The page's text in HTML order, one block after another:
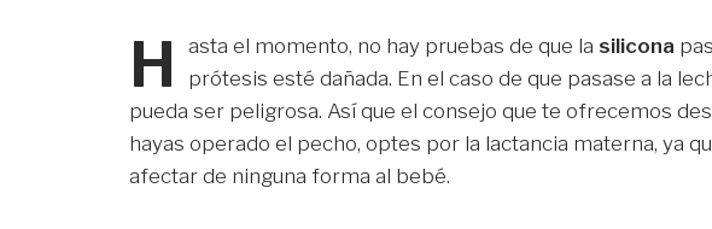
H asta el momento, no hay pruebas de que la silicona
prótesis esté dañada. En el caso de que pasase a la
pueda ser peligrosa. Así que el consejo que te ofrecemos
hayas operado el pecho, optes por la lactancia materna, ya
afectar de ninguna forma al bebé.